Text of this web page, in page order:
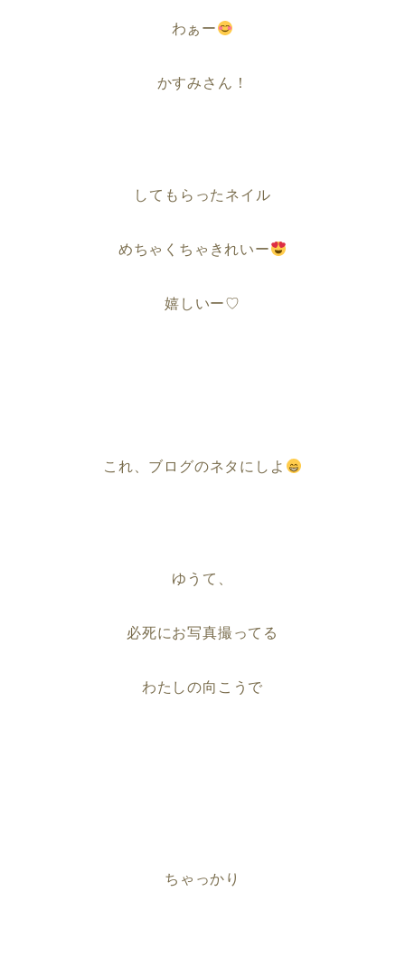
わぁー
かすみさん！
してもらったネイル
めちゃくちゃきれいー
嬉しいー♡
これ、ブログのネタにしよ
ゆうて、
必死にお写真撮ってる
わたしの向こうで
ちゃっかり